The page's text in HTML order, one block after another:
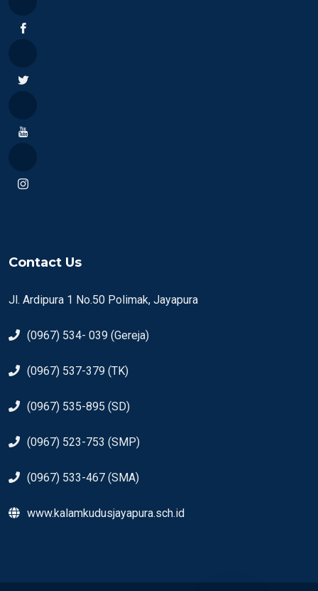
Contact Us
Jl. Ardipura 1 No.50 Polimak, Jayapura
(0967) 534- 039 (Gereja)
(0967) 537-379 (TK)
(0967) 535-895 (SD)
(0967) 523-753 (SMP)
(0967) 533-467 (SMA)
www.kalamkudusjayapura.sch.id